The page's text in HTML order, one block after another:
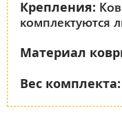
Крепления:
комплектуются
Материал
Вес комплекта: